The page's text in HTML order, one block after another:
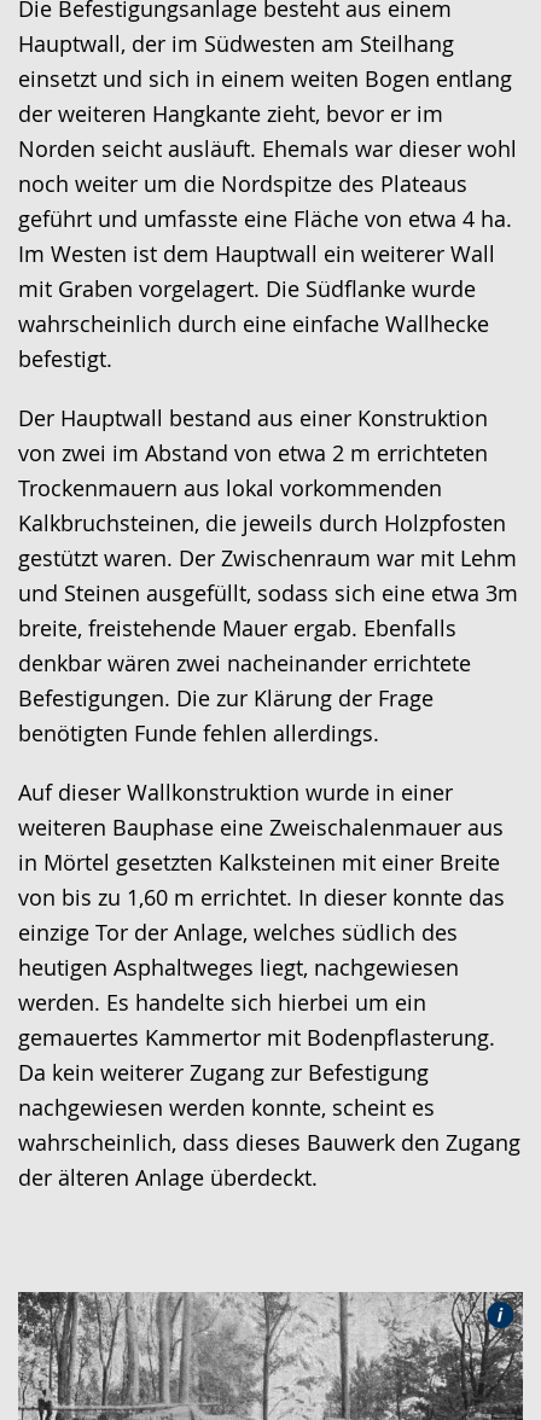
wechseln.
Deutscher
Gebärdensprache
wird
angezeigt.
Die Befestigungsanlage besteht aus einem
Hauptwall, der im Südwesten am Steilhang
einsetzt und sich in einem weiten Bogen entlang
der weiteren Hangkante zieht, bevor er im
Norden seicht ausläuft. Ehemals war dieser wohl
noch weiter um die Nordspitze des Plateaus
geführt und umfasste eine Fläche von etwa 4 ha.
Im Westen ist dem Hauptwall ein weiterer Wall
mit Graben vorgelagert. Die Südflanke wurde
wahrscheinlich durch eine einfache Wallhecke
befestigt.
Der Hauptwall bestand aus einer Konstruktion
von zwei im Abstand von etwa 2 m errichteten
Trockenmauern aus lokal vorkommenden
Kalkbruchsteinen, die jeweils durch Holzpfosten
gestützt waren. Der Zwischenraum war mit Lehm
und Steinen ausgefüllt, sodass sich eine etwa 3m
breite, freistehende Mauer ergab. Ebenfalls
denkbar wären zwei nacheinander errichtete
Befestigungen. Die zur Klärung der Frage
benötigten Funde fehlen allerdings.
Auf dieser Wallkonstruktion wurde in einer
weiteren Bauphase eine Zweischalenmauer aus
in Mörtel gesetzten Kalksteinen mit einer Breite
von bis zu 1,60 m errichtet. In dieser konnte das
einzige Tor der Anlage, welches südlich des
heutigen Asphaltweges liegt, nachgewiesen
werden. Es handelte sich hierbei um ein
gemauertes Kammertor mit Bodenpflasterung.
Da kein weiterer Zugang zur Befestigung
nachgewiesen werden konnte, scheint es
wahrscheinlich, dass dieses Bauwerk den Zugang
der älteren Anlage überdeckt.